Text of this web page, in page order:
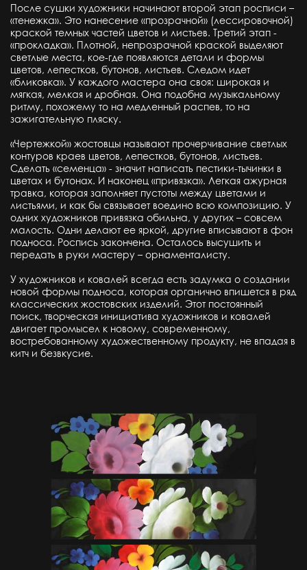
После сушки художники начинают второй этап росписи –
«тенежка». Это нанесение «прозрачной» (лессировочной)
краской темных частей цветов и листьев. Третий этап -
«прокладка». Плотной, непрозрачной краской выделяют
светлые места, кое-где появляются детали и формы
цветов, лепестков, бутонов, листьев. Следом идет
«бликовка». У каждого мастера она своя: широкая и
мягкая, мелкая и дробная. Она подобна музыкальному
ритму, похожему то на медленный распев, то на
зажигательную пляску.
«Чертежкой» жостовцы называют прочерчивание светлых
контуров краев цветов, лепестков, бутонов, листьев.
Сделать «семенца» - значит написать пестики-тычинки в
цветах и бутонах. И наконец «привязка». Легкая ажурная
травка, которая заполняет пустоты между цветами и
листьями, и как бы связывает воедино всю композицию. У
одних художников привязка обильна, у других – совсем
малость. Одни делают ее яркой, другие вписывают в фон
подноса. Роспись закончена. Осталось высушить и
передать в руки мастеру – орнаменталисту.
У художников и ковалей всегда есть задумка о создании
новой формы подноса, которая органично впишется в ряд
классических жостовских изделий. Этот постоянный
поиск, творческая инициатива художников и ковалей
двигает промысел к новому, современному,
востребованному художественному продукту, не впадая в
китч и безвкусие.